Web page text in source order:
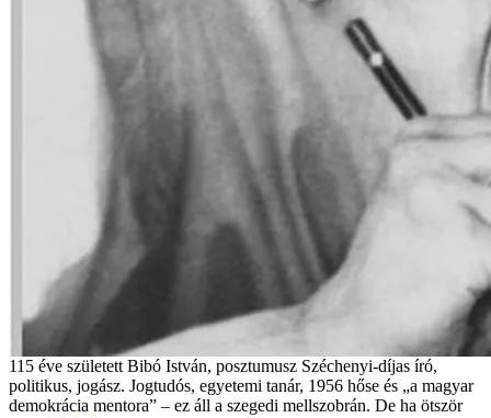
115 éve született Bibó István, posztumusz Széchenyi-díjas író,
politikus, jogász. Jogtudós, egyetemi tanár, 1956 hőse és „a magyar
demokrácia mentora” – ez áll a szegedi mellszobrán. De ha ötször